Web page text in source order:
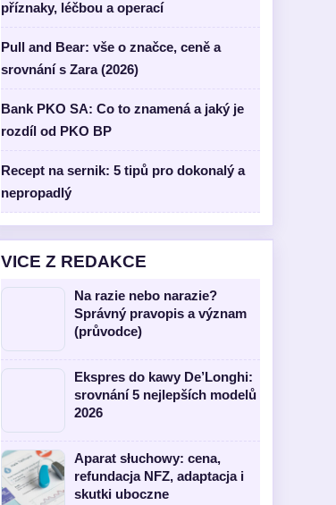
příznaky, léčbou a operací
Pull and Bear: vše o značce, ceně a
srovnání s Zara (2026)
Bank PKO SA: Co to znamená a jaký je
rozdíl od PKO BP
Recept na sernik: 5 tipů pro dokonalý a
nepropadlý
VICE Z REDAKCE
Na razie nebo narazie?
Správný pravopis a význam
(průvodce)
Ekspres do kawy De’Longhi:
srovnání 5 nejlepších modelů
2026
Aparat słuchowy: cena,
refundacja NFZ, adaptacja i
skutki uboczne